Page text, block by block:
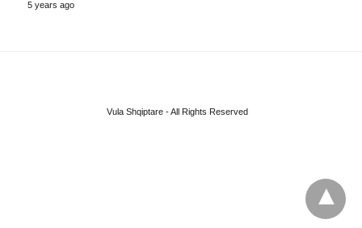
5 years ago
Vula Shqiptare - All Rights Reserved